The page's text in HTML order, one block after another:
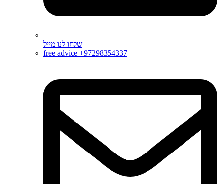
שלחו לנו מייל
free advice +97298354337